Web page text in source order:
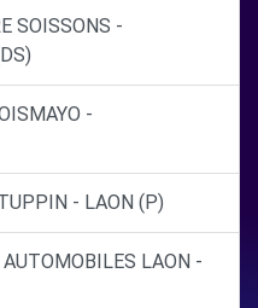
SOISSONS -
-
- LAON (P)
LAON -